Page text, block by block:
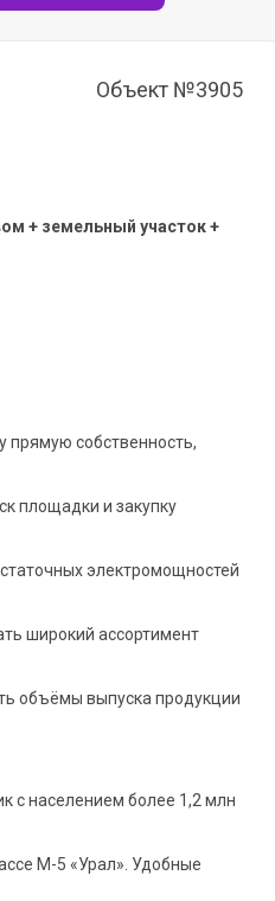
Объект №3905
+ земельный участок +
прямую собственность,
площадки и закупку
электромощностей
широкий ассортимент
объёмы выпуска продукции
с населением более 1,2 млн
М-5 «Урал». Удобные